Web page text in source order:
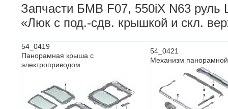
Запчасти БМВ F07, 550iX N63 руль
«Люк с под.-сдв. крышкой и скл.
54_0419
Панорамная крыша с
электроприводом
54_0421
Механизм